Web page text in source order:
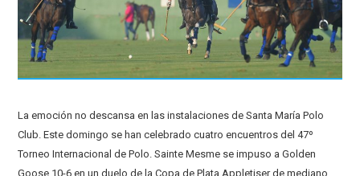
La emoción no descansa en las instalaciones de Santa María Polo
Club. Este domingo se han celebrado cuatro encuentros del 47º
Torneo Internacional de Polo. Sainte Mesme se impuso a Golden
Goose 10-6 en un duelo de la Copa de Plata Appletiser de mediano